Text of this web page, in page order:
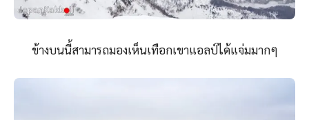
ข้างบนนี้สามารถมองเห็นเทือกเขาแอลป์ได้แจ่มมากๆ